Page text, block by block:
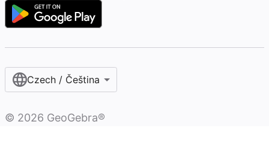
Czech / Čeština‎
© 2026 GeoGebra®